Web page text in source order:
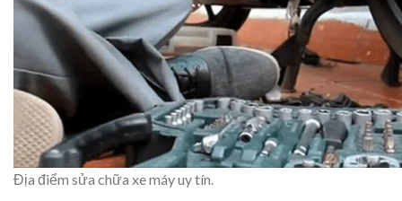
Địa điểm sửa chữa xe máy uy tín.